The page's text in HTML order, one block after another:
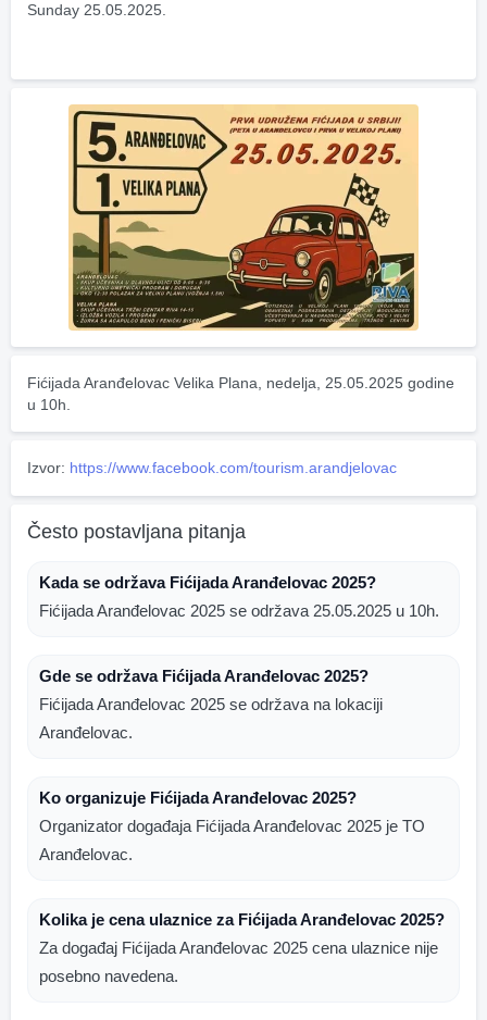
Sunday 25.05.2025.
Fićijada Aranđelovac Velika Plana, nedelja, 25.05.2025 godine
u 10h.
Izvor: https://www.facebook.com/tourism.arandjelovac
Često postavljana pitanja
Kada se održava Fićijada Aranđelovac 2025?
Fićijada Aranđelovac 2025 se održava 25.05.2025 u 10h.
Gde se održava Fićijada Aranđelovac 2025?
Fićijada Aranđelovac 2025 se održava na lokaciji
Aranđelovac.
Ko organizuje Fićijada Aranđelovac 2025?
Organizator događaja Fićijada Aranđelovac 2025 je TO
Aranđelovac.
Kolika je cena ulaznice za Fićijada Aranđelovac 2025?
Za događaj Fićijada Aranđelovac 2025 cena ulaznice nije
posebno navedena.